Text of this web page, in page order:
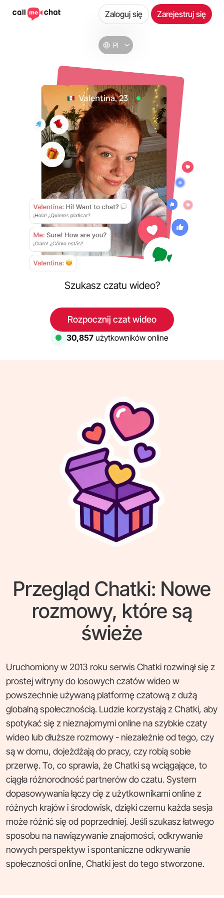
Pl
Zaloguj się Zarejestruj się
Szukasz czatu wideo?
Rozpocznij czat wideo
30,000 użytkowników online
Przegląd Chatki: Nowe
rozmowy, które są
świeże
Uruchomiony w 2013 roku serwis Chatki rozwinął się z
prostej witryny do losowych czatów wideo w
powszechnie używaną platformę czatową z dużą
globalną społecznością. Ludzie korzystają z Chatki, aby
spotykać się z nieznajomymi online na szybkie czaty
wideo lub dłuższe rozmowy - niezależnie od tego, czy
są w domu, dojeżdżają do pracy, czy robią sobie
przerwę. To, co sprawia, że Chatki są wciągające, to
ciągła różnorodność partnerów do czatu. System
dopasowywania łączy cię z użytkownikami online z
różnych krajów i środowisk, dzięki czemu każda sesja
może różnić się od poprzedniej. Jeśli szukasz łatwego
sposobu na nawiązywanie znajomości, odkrywanie
nowych perspektyw i spontaniczne odkrywanie
społeczności online, Chatki jest do tego stworzone.